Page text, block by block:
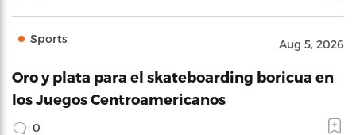
Sports Aug 5, 2026
Oro y plata para el skateboarding boricua en
los Juegos Centroamericanos
0